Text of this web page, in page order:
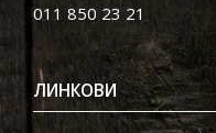
011 850 23 21
ЛИНКОВИ